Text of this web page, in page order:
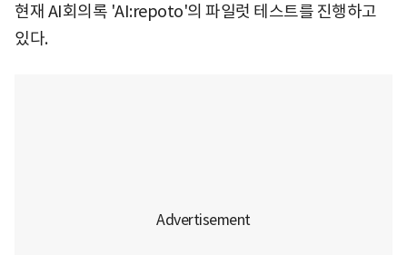
현재 AI회의록 'AI:repoto'의 파일럿 테스트를 진행하고
있다.